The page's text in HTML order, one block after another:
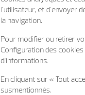
l'utilisateur, et d'envoyer
la navigation.
Pour modifier ou retirer
Configuration des
d’informations.
En cliquant sur « Tout
susmentionnés.